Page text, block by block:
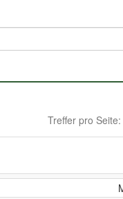
Treffer pro Seite: